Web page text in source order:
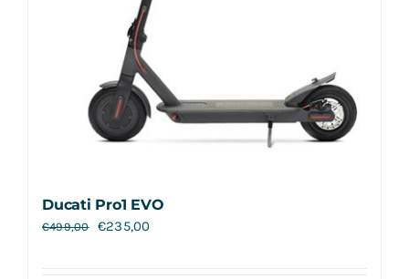
Ducati Pro1 EVO
€499,00 €235,00